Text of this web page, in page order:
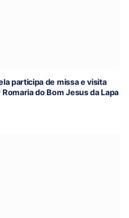
participa de missa e visita
do Bom Jesus da Lapa